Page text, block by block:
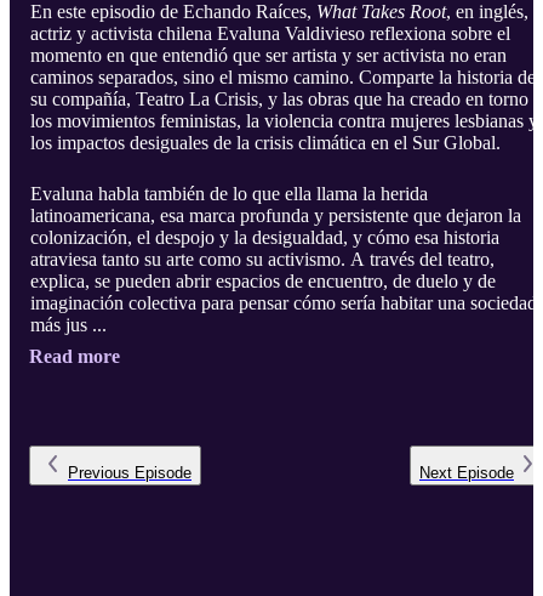
En este episodio de Echando Raíces, What Takes Root, en inglés,
actriz y activista chilena Evaluna Valdivieso reflexiona sobre el
momento en que entendió que ser artista y ser activista no eran
caminos separados, sino el mismo camino. Comparte la historia de
su compañía, Teatro La Crisis, y las obras que ha creado en torno a
los movimientos feministas, la violencia contra mujeres lesbianas y
los impactos desiguales de la crisis climática en el Sur Global.
Evaluna habla también de lo que ella llama la herida
latinoamericana, esa marca profunda y persistente que dejaron la
colonización, el despojo y la desigualdad, y cómo esa historia
atraviesa tanto su arte como su activismo. A través del teatro,
explica, se pueden abrir espacios de encuentro, de duelo y de
imaginación colectiva para pensar cómo sería habitar una sociedad
más jus ...
Read more
Previous Episode Next Episode